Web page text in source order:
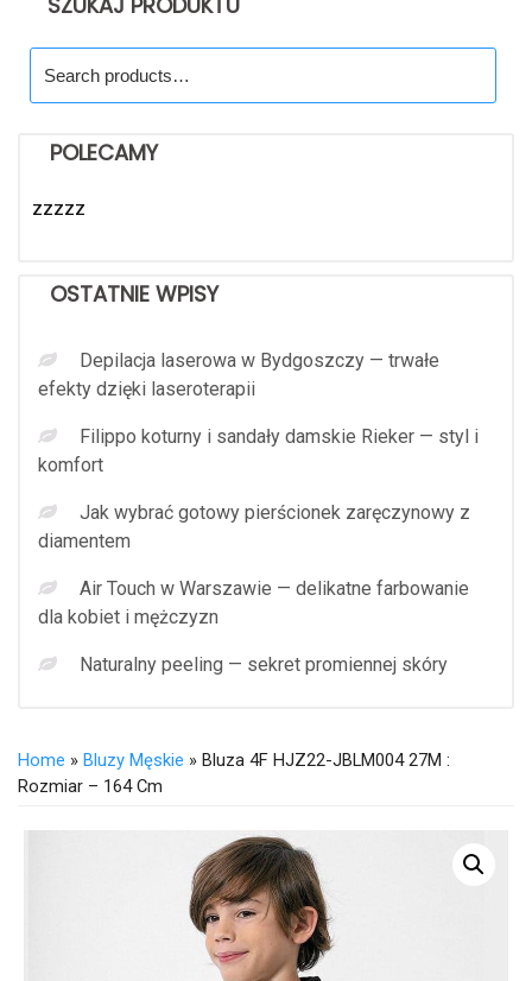
for:
POLECAMY
zzzzz
OSTATNIE WPISY
Depilacja laserowa w Bydgoszczy — trwałe
efekty dzięki laseroterapii
Filippo koturny i sandały damskie Rieker — styl i
komfort
Jak wybrać gotowy pierścionek zaręczynowy z
diamentem
Air Touch w Warszawie — delikatne farbowanie
dla kobiet i mężczyzn
Naturalny peeling — sekret promiennej skóry
Home » Bluzy Męskie » Bluza 4F HJZ22-JBLM004 27M :
Rozmiar – 164 Cm